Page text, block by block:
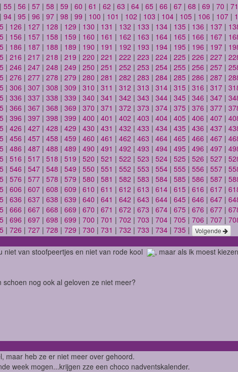
| 55 | 56 | 57 | 58 | 59 | 60 | 61 | 62 | 63 | 64 | 65 | 66 | 67 | 68 | 69 | 70 | 71
| 94 | 95 | 96 | 97 | 98 | 99 | 100 | 101 | 102 | 103 | 104 | 105 | 106 | 107 |
| 126 | 127 | 128 | 129 | 130 | 131 | 132 | 133 | 134 | 135 | 136 | 137 |
| 156 | 157 | 158 | 159 | 160 | 161 | 162 | 163 | 164 | 165 | 166 | 167 |
| 186 | 187 | 188 | 189 | 190 | 191 | 192 | 193 | 194 | 195 | 196 | 197 |
| 216 | 217 | 218 | 219 | 220 | 221 | 222 | 223 | 224 | 225 | 226 | 227 |
| 246 | 247 | 248 | 249 | 250 | 251 | 252 | 253 | 254 | 255 | 256 | 257 |
| 276 | 277 | 278 | 279 | 280 | 281 | 282 | 283 | 284 | 285 | 286 | 287 |
| 306 | 307 | 308 | 309 | 310 | 311 | 312 | 313 | 314 | 315 | 316 | 317 |
| 336 | 337 | 338 | 339 | 340 | 341 | 342 | 343 | 344 | 345 | 346 | 347 |
| 366 | 367 | 368 | 369 | 370 | 371 | 372 | 373 | 374 | 375 | 376 | 377 |
| 396 | 397 | 398 | 399 | 400 | 401 | 402 | 403 | 404 | 405 | 406 | 407 |
| 426 | 427 | 428 | 429 | 430 | 431 | 432 | 433 | 434 | 435 | 436 | 437 |
| 456 | 457 | 458 | 459 | 460 | 461 | 462 | 463 | 464 | 465 | 466 | 467 |
| 486 | 487 | 488 | 489 | 490 | 491 | 492 | 493 | 494 | 495 | 496 | 497 |
| 516 | 517 | 518 | 519 | 520 | 521 | 522 | 523 | 524 | 525 | 526 | 527 |
| 546 | 547 | 548 | 549 | 550 | 551 | 552 | 553 | 554 | 555 | 556 | 557 |
| 576 | 577 | 578 | 579 | 580 | 581 | 582 | 583 | 584 | 585 | 586 | 587 |
| 606 | 607 | 608 | 609 | 610 | 611 | 612 | 613 | 614 | 615 | 616 | 617 |
| 636 | 637 | 638 | 639 | 640 | 641 | 642 | 643 | 644 | 645 | 646 | 647 |
| 666 | 667 | 668 | 669 | 670 | 671 | 672 | 673 | 674 | 675 | 676 | 677 |
| 696 | 697 | 698 | 699 | 700 | 701 | 702 | 703 | 704 | 705 | 706 | 707 |
| 726 | 727 | 728 | 729 | 730 | 731 | 732 | 733 | 734 | 735 | Volgende
niet van stoofpeertjes en niet van rode kool
, maar als ik moest
nog ook al geloven ze niet meer?
maar heb ze er niet meer over gehoord.
week mogen...krijgen zze een choco nadventskalender.